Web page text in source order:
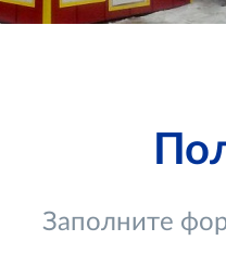
Заполните